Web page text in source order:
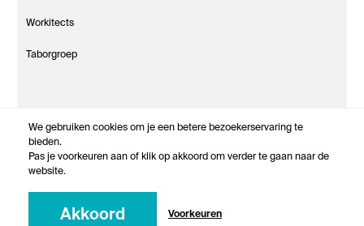
We gebruiken cookies om je een betere bezoekerservaring te
bieden.
Pas je voorkeuren aan of klik op akkoord om verder te gaan naar de
website.
Akkoord Voorkeuren
Workitects
Taborgroep